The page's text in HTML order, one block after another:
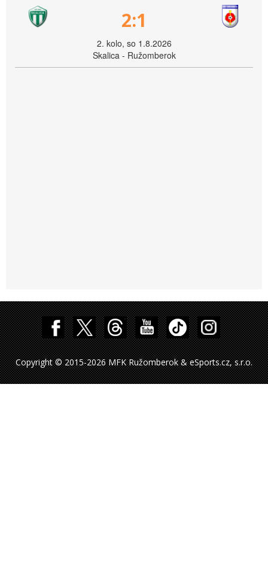
2:1
2. kolo, so 1.8.2026
Skalica - Ružomberok
Copyright © 2015-2026 MFK Ružomberok & eSports.cz, s.r.o.